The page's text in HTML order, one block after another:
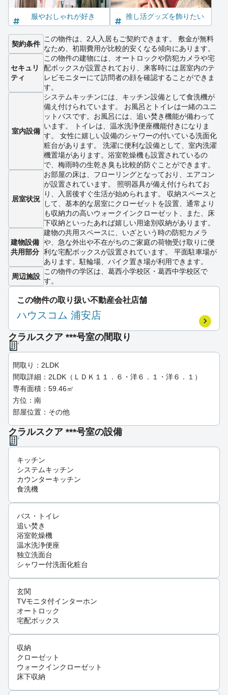
服やおしゃれが好き 推し活グッズを飾りたい
契約条件
この物件は、2人入居もご契約できます。 敷金が無料
なため、初期費用が比較的安くなる傾向にあります。
セキュリ
ティ
この物件の建物には、オートロックや防犯カメラや宅
配ボックスが設置されており、来客時には居室内のテ
レビモニターにて訪問者の顔を確認することができま
す。
室内設備
システムキッチンには、キッチン設備として食洗機が
備え付けられています。 お風呂とトイレは一緒のユニ
ットバスです。お風呂には、追い焚き機能が備わって
います。 トイレは、温水洗浄便座機能付きになりま
す。 女性に嬉しい設備のシャワーの付いている洗面化
粧台があります。 洗濯に便利な設備として、室内洗濯
機置場があります。浴室乾燥機も設置されているの
で、梅雨時の生乾き臭も比較的防ぐことができます。
居室状況
お部屋の床は、フローリングとなっており、エアコン
が設置されています。 照明器具が備え付けられてお
り、入居後すぐ生活が始められます。 収納スペースと
して、基本的な居室にクローゼットを設置、通常より
も収納力の高いウォークインクローゼット、また、床
下収納といったあれば嬉しい用途別収納があります。
建物設備
共用部分
建物の共用スペースに、いざという時の防犯カメラ
や、急な外出や不在がちのご家庭の荷物受け取りに便
利な宅配ボックスが設置されています。 平面駐車場が
あります。駐輪場、バイク置き場が利用できます。
周辺施設
この物件の学区は、葛西小学校区・葛西中学校区で
す。
この物件の取り扱い不動産会社店舗
ハウスコム 浦安店
クラルスクア ***号室の間取り
間取り：2LDK
間取詳細：2LDK（ＬＤＫ１１．６・洋６．１・洋６．１）
専有面積：59.46㎡
方位：南
部屋位置：その他
クラルスクア ***号室の設備
キッチン
システムキッチン
カウンターキッチン
食洗機
バス・トイレ
追い焚き
浴室乾燥機
温水洗浄便座
独立洗面台
シャワー付洗面化粧台
玄関
TVモニタ付インターホン
オートロック
宅配ボックス
収納
クローゼット
ウォークインクローゼット
床下収納